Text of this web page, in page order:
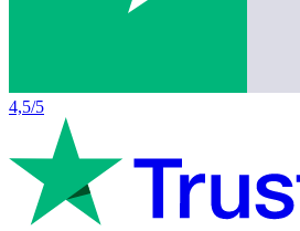
4,5/5